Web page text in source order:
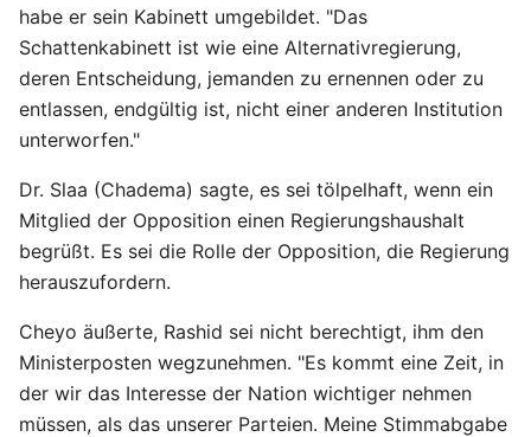
habe er sein Kabinett umgebildet. "Das
Schattenkabinett ist wie eine Alternativregierung,
deren Entscheidung, jemanden zu ernennen oder zu
entlassen, endgültig ist, nicht einer anderen Institution
unterworfen."
Dr. Slaa (Chadema) sagte, es sei tölpelhaft, wenn ein
Mitglied der Opposition einen Regierungshaushalt
begrüßt. Es sei die Rolle der Opposition, die Regierung
herauszufordern.
Cheyo äußerte, Rashid sei nicht berechtigt, ihm den
Ministerposten wegzunehmen. "Es kommt eine Zeit, in
der wir das Interesse der Nation wichtiger nehmen
müssen, als das unserer Parteien. Meine Stimmabgabe